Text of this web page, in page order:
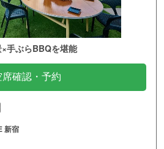
手ぶらBBQを堪能
席確認・予約
新宿